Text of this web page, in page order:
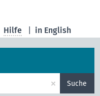
in English
Hilfe
× Suche